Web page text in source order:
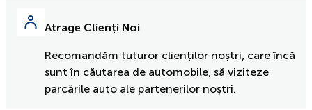
Atrage Clienți Noi
Recomandăm tuturor clienților noștri, care încă
sunt în căutarea de automobile, să viziteze
parcările auto ale partenerilor noștri.